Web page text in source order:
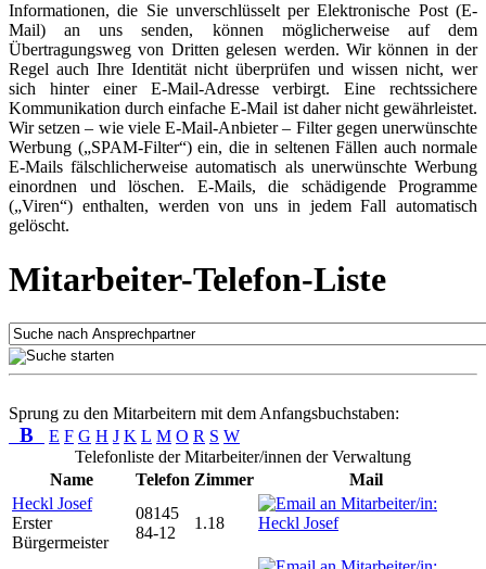
Informationen, die Sie unverschlüsselt per Elektronische Post (E-
Mail) an uns senden, können möglicherweise auf dem
Übertragungsweg von Dritten gelesen werden. Wir können in der
Regel auch Ihre Identität nicht überprüfen und wissen nicht, wer
sich hinter einer E-Mail-Adresse verbirgt. Eine rechtssichere
Kommunikation durch einfache E-Mail ist daher nicht gewährleistet.
Wir setzen – wie viele E-Mail-Anbieter – Filter gegen unerwünschte
Werbung („SPAM-Filter“) ein, die in seltenen Fällen auch normale
E-Mails fälschlicherweise automatisch als unerwünschte Werbung
einordnen und löschen. E-Mails, die schädigende Programme
(„Viren“) enthalten, werden von uns in jedem Fall automatisch
gelöscht.
Mitarbeiter-Telefon-Liste
Sprung zu den Mitarbeitern mit dem Anfangsbuchstaben:
B E F G H J K L M O R S W
Telefonliste der Mitarbeiter/innen der Verwaltung
Name
Telefon Zimmer
Mail
Heckl Josef
Erster
Bürgermeister
08145
84-12
1.18